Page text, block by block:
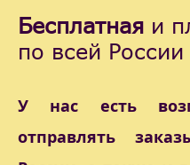
Бесплатная и
по всей
У нас есть
отправлять